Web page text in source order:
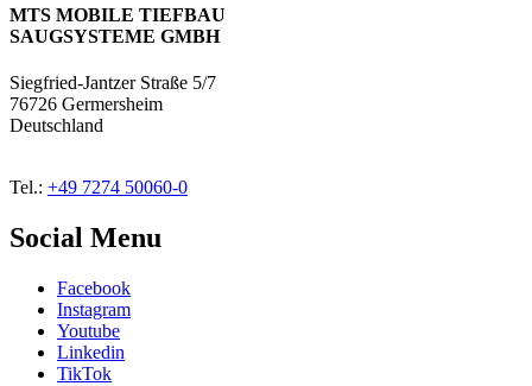
MTS MOBILE TIEFBAU
SAUGSYSTEME GMBH
Siegfried-Jantzer Straße 5/7
76726 Germersheim
Deutschland
Tel.: +49 7274 50060-0
Social Menu
Facebook
Instagram
Youtube
Linkedin
TikTok